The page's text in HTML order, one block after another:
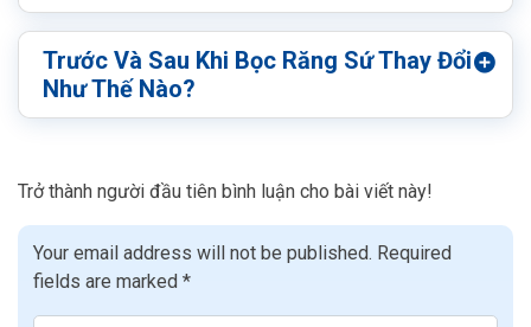
Trước Và Sau Khi Bọc Răng Sứ Thay Đổi
Như Thế Nào?
Trở thành người đầu tiên bình luận cho bài viết này!
Your email address will not be published. Required
fields are marked *